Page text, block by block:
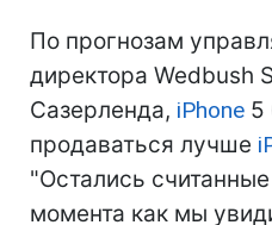
По прогнозам
директора Wedbush
Сазерленда, iPhone 5
продаваться лучше
"Остались
момента как мы